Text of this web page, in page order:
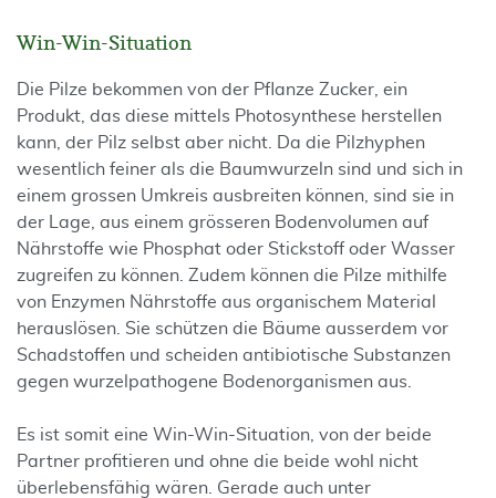
Win-Win-Situation
Die Pilze bekommen von der Pflanze Zucker, ein
Produkt, das diese mittels Photosynthese herstellen
kann, der Pilz selbst aber nicht. Da die Pilzhyphen
wesentlich feiner als die Baumwurzeln sind und sich in
einem grossen Umkreis ausbreiten können, sind sie in
der Lage, aus einem grösseren Bodenvolumen auf
Nährstoffe wie Phosphat oder Stickstoff oder Wasser
zugreifen zu können. Zudem können die Pilze mithilfe
von Enzymen Nährstoffe aus organischem Material
herauslösen. Sie schützen die Bäume ausserdem vor
Schadstoffen und scheiden antibiotische Substanzen
gegen wurzelpathogene Bodenorganismen aus.
Es ist somit eine Win-Win-Situation, von der beide
Partner profitieren und ohne die beide wohl nicht
überlebensfähig wären. Gerade auch unter